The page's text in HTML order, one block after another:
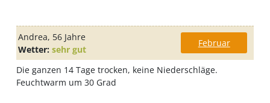
Andrea, 56 Jahre
Februar
Wetter: sehr gut
Die ganzen 14 Tage trocken, keine Niederschläge.
Feuchtwarm um 30 Grad